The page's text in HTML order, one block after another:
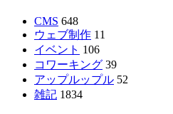
CMS 648
ウェブ制作 11
イベント 106
コワーキング 39
アップルップル 52
雑記 1834